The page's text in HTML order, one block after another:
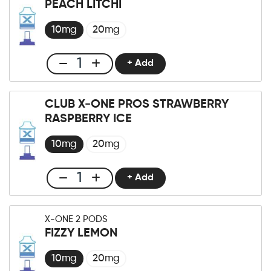
Pod
Apple
cantidad
PEACH LITCHI
10mg 20mg
Club
X-
One
Pro
Pod
Litchi
cantidad
+ Add
CLUB X-ONE PROS STRAWBERRY
RASPBERRY ICE
10mg 20mg
Club
X-
One
Pro
Pods
+ Add
X-ONE 2 PODS
FIZZY LEMON
10mg 20mg